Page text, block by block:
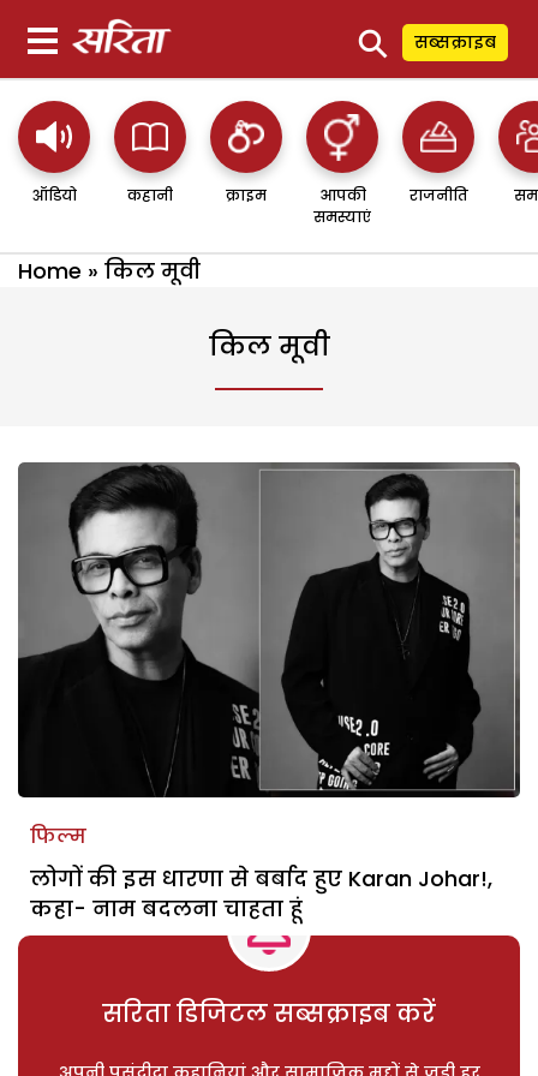
⚲ सब्सक्राइब
ऑडियो कहानी क्राइम
आपकी
समस्याएं
राजनीति
Home » किल मूवी
किल मूवी
फिल्म
लोगों की इस धारणा से बर्बाद हुए Karan Johar!,
कहा- नाम बदलना चाहता हूं
सरिता डिजिटल सब्सक्राइब करें